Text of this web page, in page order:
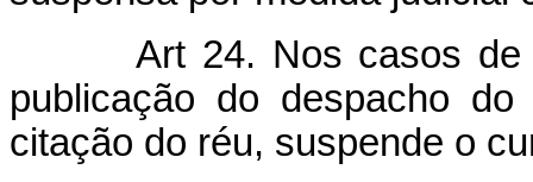
Art 24. Nos casos
publicação do despacho
citação do réu, suspende o